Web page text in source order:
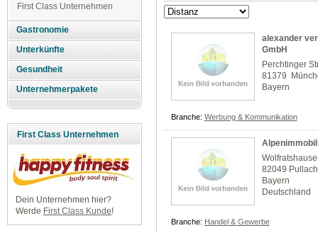
First Class Unternehmen
Gastronomie
Unterkünfte
Gesundheit
Unternehmerpakete
First Class Unternehmen
Dein Unternehmen hier?
Werde First Class Kunde!
alexander
GmbH
Perchtinger
81379
Bayern
Branche: Werbung & Kommunikation
82049
Bayern
Deutschland
Branche: Handel & Gewerbe